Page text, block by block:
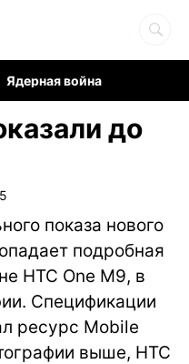
Ядерная война
до
показа нового
подробная
HTC One M9, в
Спецификации
ресурс Mobile
выше, HTC